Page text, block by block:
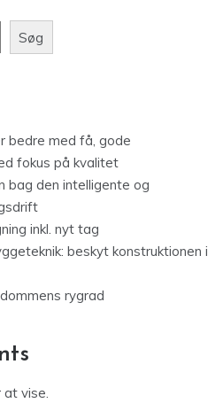
Søg
bedre med få, gode
fokus på kvalitet
bag den intelligente og
inkl. nyt tag
beskyt konstruktionen i
rygrad
at vise.